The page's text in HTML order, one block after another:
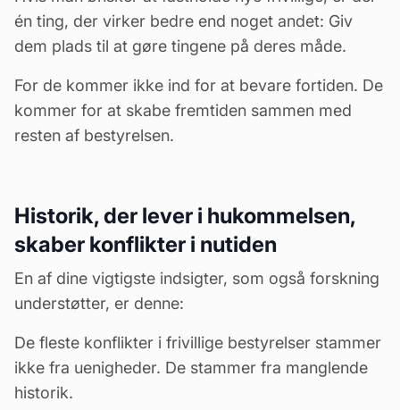
én ting, der virker bedre end noget andet: Giv
dem plads til at gøre tingene på deres måde.
For de kommer ikke ind for at bevare fortiden. De
kommer for at skabe fremtiden sammen med
resten af bestyrelsen.
Historik, der lever i hukommelsen,
skaber konflikter i nutiden
En af dine vigtigste indsigter, som også forskning
understøtter, er denne:
De fleste konflikter i frivillige bestyrelser stammer
ikke fra uenigheder. De stammer fra manglende
historik.